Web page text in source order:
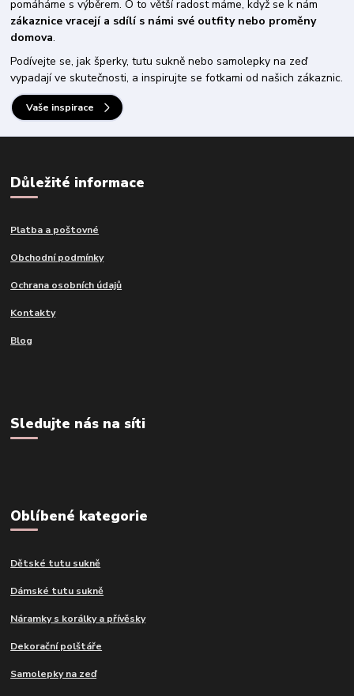
pomáháme s výběrem. O to větší radost máme, když se k nám
zákaznice vracejí a sdílí s námi své outfity nebo proměny
domova.
Podívejte se, jak šperky, tutu sukně nebo samolepky na zeď
vypadají ve skutečnosti, a inspirujte se fotkami od našich zákaznic.
Vaše inspirace
Důležité informace
Platba a poštovné
Obchodní podmínky
Ochrana osobních údajů
Kontakty
Blog
Sledujte nás na síti
Oblíbené kategorie
Dětské tutu sukně
Dámské tutu sukně
Náramky s korálky a přívěsky
Dekorační polštáře
Samolepky na zeď